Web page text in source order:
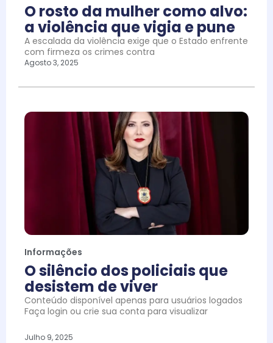
O rosto da mulher como alvo:
a violência que vigia e pune
A escalada da violência exige que o Estado enfrente
com firmeza os crimes contra
Agosto 3, 2025
Informações
O silêncio dos policiais que
desistem de viver
Conteúdo disponível apenas para usuários logados
Faça login ou crie sua conta para visualizar
Julho 9, 2025